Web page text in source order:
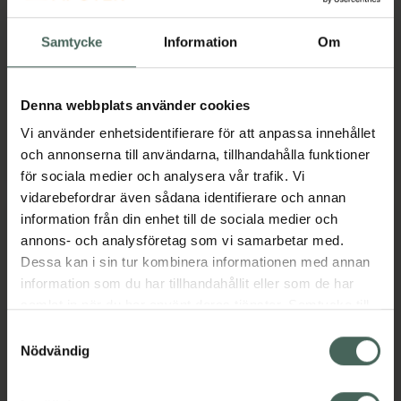
Samtycke Information Om
Denna webbplats använder cookies
Vi använder enhetsidentifierare för att anpassa innehållet
och annonserna till användarna, tillhandahålla funktioner
för sociala medier och analysera vår trafik. Vi
vidarebefordrar även sådana identifierare och annan
information från din enhet till de sociala medier och
annons- och analysföretag som vi samarbetar med.
Dessa kan i sin tur kombinera informationen med annan
information som du har tillhandahållit eller som de har
återkalla ditt samtycke via webbplatsens
cookieinställningar. Ett återkallat samtycke påverkar inte
lagligheten av behandling som skett innan återkallelsen.
Nödvändig
Hårbottenbehandling
75 ml
Pris online
KöpCutrin BIO+ Hydra Balance Scalp
Treatment
Hårbottenbehandling
KöpCutrin
Cutrin BIO+ Hydra
Cutrin BIO+ Re-